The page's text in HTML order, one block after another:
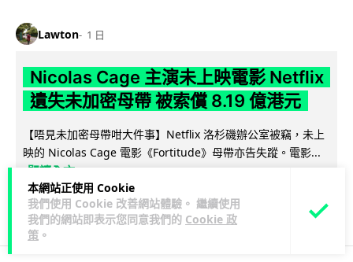
本網站正使用 Cookie
我們使用 Cookie 改善網站體驗。 繼續使用
我們的網站即表示您同意我們的 Cookie 政
策 。
Lawton 1 日
Nicolas Cage 主演未上映電影 Netflix
遺失未加密母帶 被索償 8.19 億港元
【唔見未加密母帶咁大件事】Netflix 洛杉磯辦公室被竊，未上
映的 Nicolas Cage 電影《Fortitude》母帶亦告失蹤。電影...
閱讀全文
172 10 ↗ 分享